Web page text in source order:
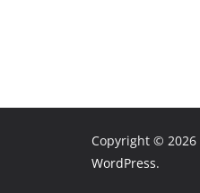
Copyright © 2026
WordPress.